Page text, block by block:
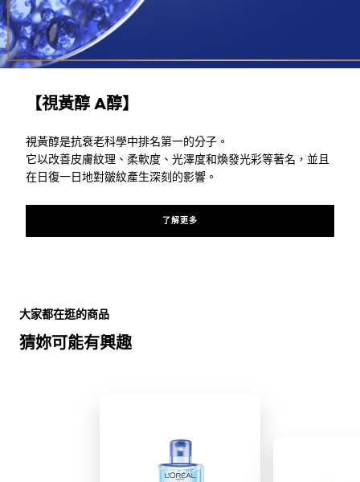
【視黃醇 A醇】
視黃醇是抗衰老科學中排名第一的分子。
它以改善皮膚紋理、柔軟度、光澤度和煥發光彩等著名，並且
在日復一日地對皺紋產生深刻的影響。
了解更多
猜妳可能有興趣
大家都在逛的商品